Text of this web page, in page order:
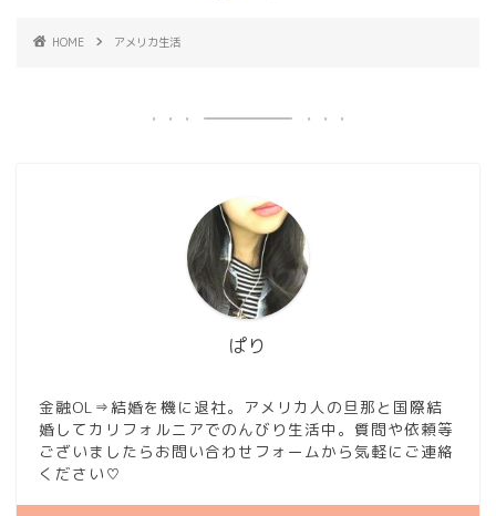
HOME アメリカ生活
ぱり
金融OL⇒結婚を機に退社。アメリカ人の旦那と国際結
婚してカリフォルニアでのんびり生活中。質問や依頼等
ございましたらお問い合わせフォームから気軽にご連絡
ください♡